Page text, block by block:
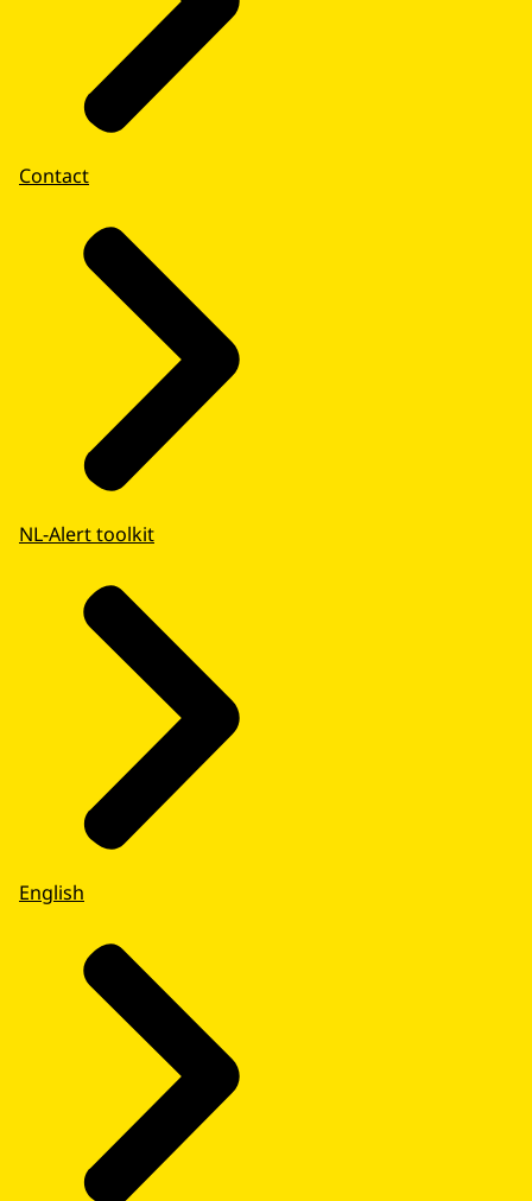
Contact
NL-Alert toolkit
English